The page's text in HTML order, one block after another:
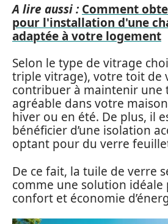
A lire aussi : Comment
pour l'installation d'une
adaptée à votre logement
Selon le type de vitrage
triple vitrage), votre toit de
contribuer à maintenir une
agréable dans votre
hiver ou en été. De plus, il
bénéficier d’une isolation
optant pour du verre
De ce fait, la tuile de verre
comme une solution
confort et économie